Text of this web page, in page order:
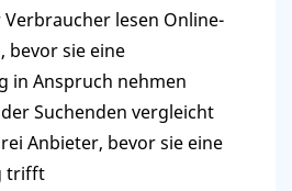
Verbraucher lesen Online-
bevor sie eine
in Anspruch nehmen
Suchenden vergleicht
Anbieter, bevor sie eine
trifft